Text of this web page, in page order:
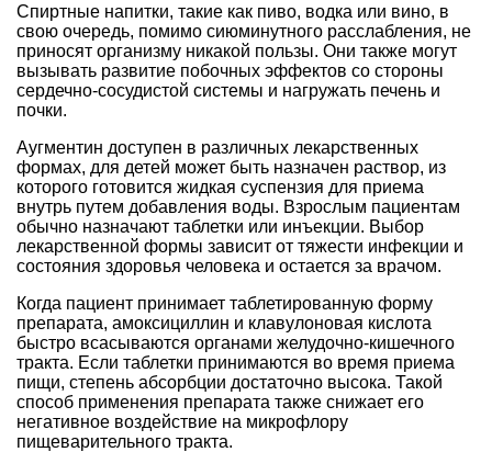
Спиртные напитки, такие как пиво, водка или вино, в
свою очередь, помимо сиюминутного расслабления, не
приносят организму никакой пользы. Они также могут
вызывать развитие побочных эффектов со стороны
сердечно-сосудистой системы и нагружать печень и
почки.
Аугментин доступен в различных лекарственных
формах, для детей может быть назначен раствор, из
которого готовится жидкая суспензия для приема
внутрь путем добавления воды. Взрослым пациентам
обычно назначают таблетки или инъекции. Выбор
лекарственной формы зависит от тяжести инфекции и
состояния здоровья человека и остается за врачом.
Когда пациент принимает таблетированную форму
препарата, амоксициллин и клавулоновая кислота
быстро всасываются органами желудочно-кишечного
тракта. Если таблетки принимаются во время приема
пищи, степень абсорбции достаточно высока. Такой
способ применения препарата также снижает его
негативное воздействие на микрофлору
пищеварительного тракта.